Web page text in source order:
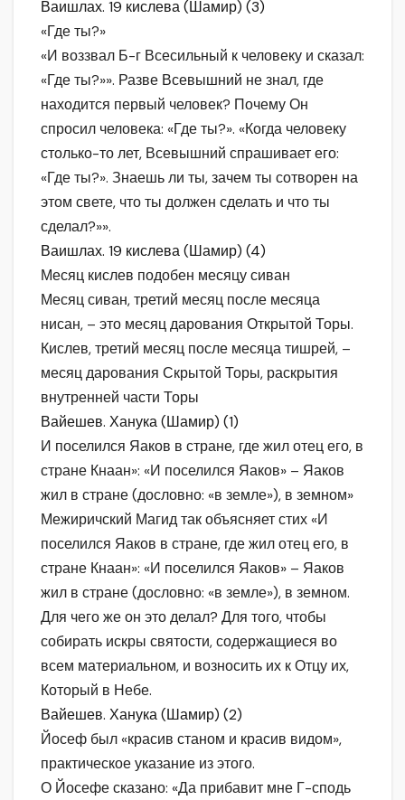
Ваишлах. 19 кислева (Шамир) (3)
«Где ты?»
«И воззвал Б-г Всесильный к человеку и сказал:
«Где ты?»». Разве Всевышний не знал, где
находится первый человек? Почему Он
спросил человека: «Где ты?». «Когда человеку
столько-то лет, Всевышний спрашивает его:
«Где ты?». Знаешь ли ты, зачем ты сотворен на
этом свете, что ты должен сделать и что ты
сделал?»».
Ваишлах. 19 кислева (Шамир) (4)
Месяц кислев подобен месяцу сиван
Месяц сиван, третий месяц после месяца
нисан, – это месяц дарования Открытой Торы.
Кислев, третий месяц после месяца тишрей, –
месяц дарования Скрытой Торы, раскрытия
внутренней части Торы
Вайешев. Ханука (Шамир) (1)
И поселился Яаков в стране, где жил отец его, в
стране Кнаан»: «И поселился Яаков» – Яаков
жил в стране (дословно: «в земле»), в земном»
Межиричский Магид так объясняет стих «И
поселился Яаков в стране, где жил отец его, в
стране Кнаан»: «И поселился Яаков» – Яаков
жил в стране (дословно: «в земле»), в земном.
Для чего же он это делал? Для того, чтобы
собирать искры святости, содержащиеся во
всем материальном, и возносить их к Отцу их,
Который в Небе.
Вайешев. Ханука (Шамир) (2)
Йосеф был «красив станом и красив видом»,
практическое указание из этого.
О Йосефе сказано: «Да прибавит мне Г-сподь